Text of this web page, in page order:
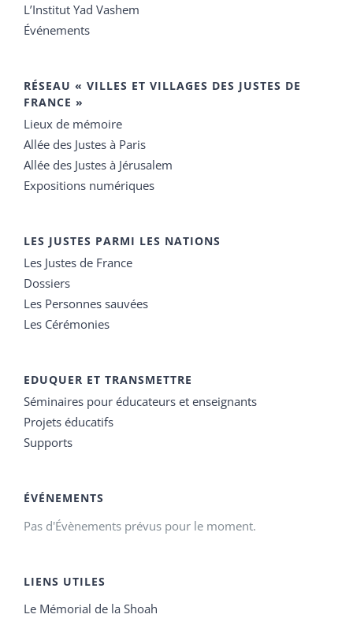
L’Institut Yad Vashem
Événements
RÉSEAU « VILLES ET VILLAGES DES JUSTES DE
FRANCE »
Lieux de mémoire
Allée des Justes à Paris
Allée des Justes à Jérusalem
Expositions numériques
LES JUSTES PARMI LES NATIONS
Les Justes de France
Dossiers
Les Personnes sauvées
Les Cérémonies
EDUQUER ET TRANSMETTRE
Séminaires pour éducateurs et enseignants
Projets éducatifs
Supports
ÉVÉNEMENTS
Pas d'Évènements prévus pour le moment.
LIENS UTILES
Le Mémorial de la Shoah